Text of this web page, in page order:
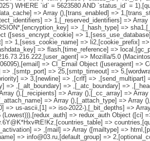
WHERE `id` = 5623580 AND `status_id` =
=> Array (),[trans_enabled] =>
=> 1,[_reserved_identifiers] =>
=> ,[_hash_type] =>
([sess_encrypt_cookie] =>
=> 1,[sess_cookie_name] => li2,[cookie_prefix]
=> flash,[time_reference] =>
=> Mozilla/5.0
=> CI_Email Object ([useragent] =>
,[smtp_port] => 25,[smtp_timeout] =>
=> 3,[newline] => ,[crlf] =>
=> ,[_alt_boundary] => ,[_atc_boundary] =>
(),[_recipients] => Array (),[_cc_array] =>
=> Array (),[_attach_type] => Array
=> us-ascii,[1] => iso-2022-),[_bit_depths] =>
=> redux_auth Object ([ci]
=>
=> ,[mail] => Array ([mailtype] =>
=> info@03.ru,[default_group] =>